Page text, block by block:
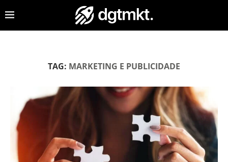
TAG: MARKETING E PUBLICIDADE